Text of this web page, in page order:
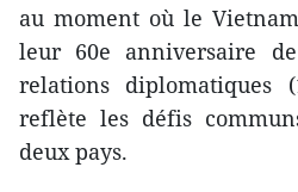
au moment où le
leur 60e anniversaire
relations diplomatiques
reflète les défis
deux pays.